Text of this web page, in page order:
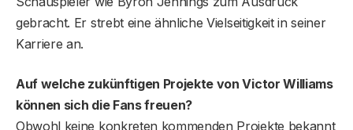
gebracht. Er strebt eine ähnliche Vielseitigkeit in seiner
Karriere an.
Auf welche zukünftigen Projekte von Victor Williams
können sich die Fans freuen?
Obwohl keine konkreten kommenden Projekte bekannt